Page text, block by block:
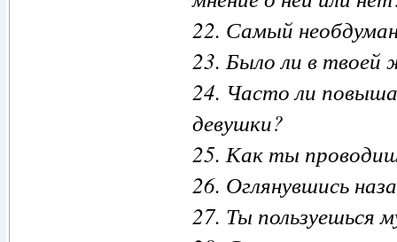
22. Самый
23. Было ли в твоей
24. Часто ли
девушки?
25. Как ты
26. Оглянувшись
27. Ты